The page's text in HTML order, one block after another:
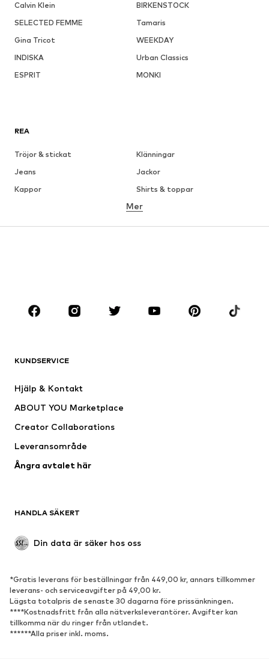
Calvin Klein
BIRKENSTOCK
SELECTED FEMME
Tamaris
Gina Tricot
WEEKDAY
INDISKA
Urban Classics
ESPRIT
MONKI
REA
Tröjor & stickat
Klänningar
Jeans
Jackor
Kappor
Shirts & toppar
Underkläder
Kjolar
Blusar & tunikor
Premium
Nytt
Underkläder
Kappor
Badkläder
Upcycling
Populärt
Sneakers
Stövletter
Pumps & högklackade skor
Stövlar
Sandaler
Mer
KUNDSERVICE
Hjälp & Kontakt
ABOUT YOU Marketplace
Creator Collaborations
Leveransområde
Ångra avtalet här
HANDLA SÄKERT
Din data är säker hos oss
*Gratis leverans för beställningar från 449,00 kr, annars tillkommer
leverans- och serviceavgifter på 49,00 kr.
Lägsta totalpris de senaste 30 dagarna före prissänkningen.
****Kostnadsfritt från alla nätverksleverantörer. Avgifter kan
tillkomma när du ringer från utlandet.
******Alla priser inkl. moms.